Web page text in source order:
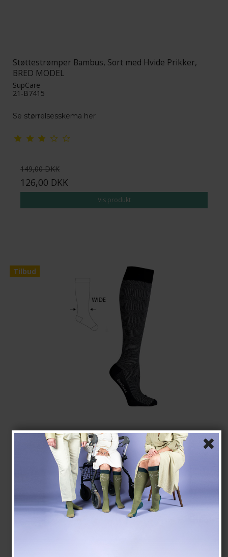
Støttestrømper Bambus, Sort med Hvide Prikker,
BRED MODEL
SupCare
21-B7415
Se størrelsesskema her
149,00 DKK
126,00 DKK
Vis produkt
Tilbud
Støttestrømper Bambus, Sort Marocco Mønster,
BRED MODEL
SupCare